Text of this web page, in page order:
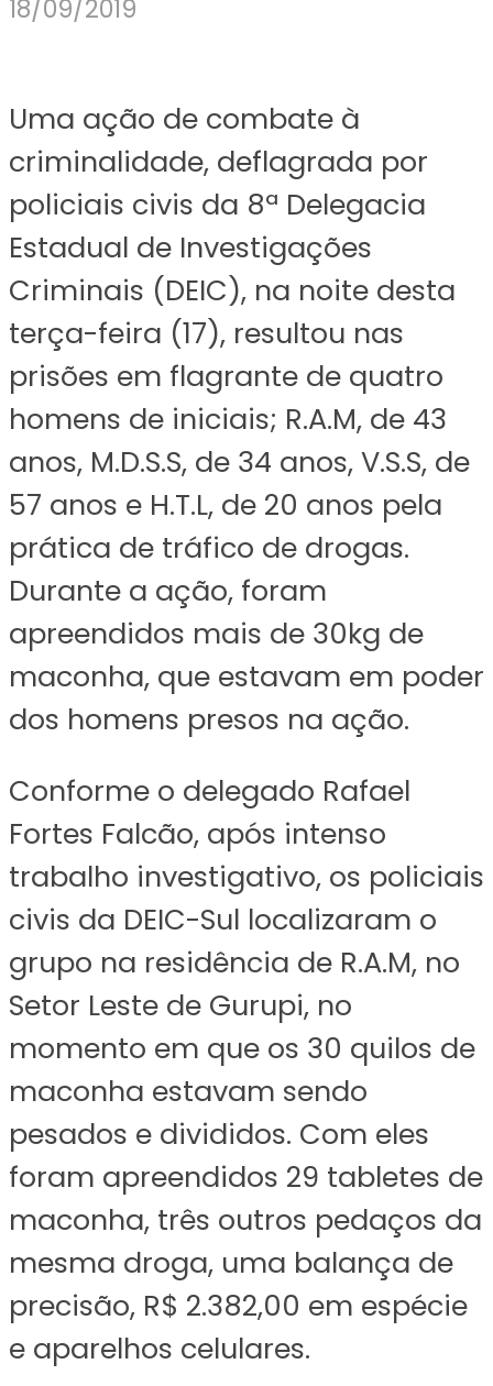
18/09/2019
Uma ação de combate à
criminalidade, deflagrada por
policiais civis da 8ª Delegacia
Estadual de Investigações
Criminais (DEIC), na noite desta
terça-feira (17), resultou nas
prisões em flagrante de quatro
homens de iniciais; R.A.M, de 43
anos, M.D.S.S, de 34 anos, V.S.S, de
57 anos e H.T.L, de 20 anos pela
prática de tráfico de drogas.
Durante a ação, foram
apreendidos mais de 30kg de
maconha, que estavam em poder
dos homens presos na ação.
Conforme o delegado Rafael
Fortes Falcão, após intenso
trabalho investigativo, os policiais
civis da DEIC-Sul localizaram o
grupo na residência de R.A.M, no
Setor Leste de Gurupi, no
momento em que os 30 quilos de
maconha estavam sendo
pesados e divididos. Com eles
foram apreendidos 29 tabletes de
maconha, três outros pedaços da
mesma droga, uma balança de
precisão, R$ 2.382,00 em espécie
e aparelhos celulares.